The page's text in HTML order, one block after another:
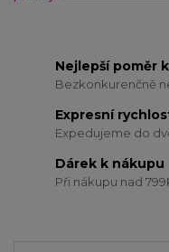
Nejlepší poměr
Bezkonkurenčně
Expresní
Expedujeme do
Dárek k nákupu
Při nákupu nad